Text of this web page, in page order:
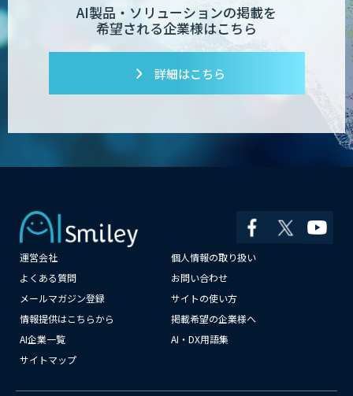
展示会の名刺を商談に変える
「GenLead」
RAG技術研修
AI製品・ソリューションの掲載を
希望される企業様はこちら
詳細はこちら
運営会社
個人情報の取り扱い
よくある質問
お問い合わせ
メールマガジン登録
サイトの使い方
情報提供はこちらから
掲載希望の企業様へ
AI企業一覧
AI・DX用語集
サイトマップ